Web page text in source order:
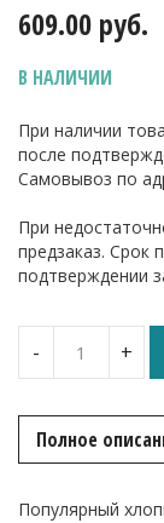
609.00 руб.
В НАЛИЧИИ
При наличии
после
Самовывоз по
При
предзаказ. Срок
подтверждении
-
Моп
Контракт
40 см
+
Полное
Популярный